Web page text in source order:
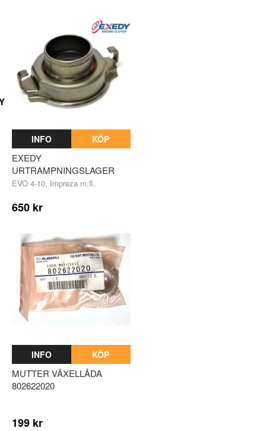
INFO KÖP
EXEDY
URTRAMPNINGSLAGER
EVO 4-10, Impreza m.fl.
650 kr
INFO KÖP
MUTTER VÄXELLÅDA
802622020
199 kr